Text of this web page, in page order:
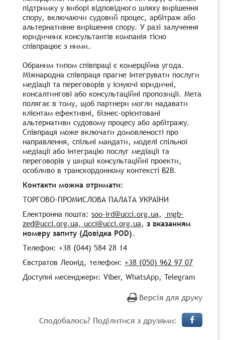
підтримку у виборі відповідного шляху вирішення
спору, включаючи судовий процес, арбітраж або
альтернативне вирішення спору. У разі залучення
юридичних консультантів компанія тісно
співпрацює з ними.
Обраним типом співпраці є комерційна угода.
Міжнародна співпраця прагне інтегрувати послуги
медіації та переговорів у існуючі юридичні,
консалтингові або консультаційні пропозиції. Мета
полягає в тому, щоб партнери могли надавати
клієнтам ефективні, бізнес-орієнтовані
альтернативи судовому процесу або арбітражу.
Співпраця може включати домовленості про
направлення, спільні мандати, моделі спільної
медіації або інтеграцію послуг медіації та
переговорів у ширші консультаційні проекти,
особливо в транскордонному контексті B2B.
Контакти можна отримати:
ТОРГОВО-ПРОМИСЛОВА ПАЛАТА УКРАЇНИ
Електронна пошта: soo-ird@ucci.org.ua,
mgb-
zed@ucci.org.ua, ucci@ucci.org.ua, з вказанням
номеру запиту (Довідка POD).
Телефон: +38 (044) 584 28 14
Євстратов Леонід, телефон: +38 (050) 962 97 07
Доступні месенджери: Viber, WhatsApp, Telegram
Версія для друку
Сподобалось? Поділитися з друзями: